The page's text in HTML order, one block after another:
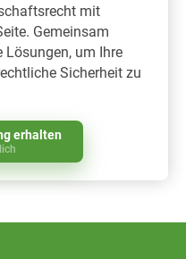
mit
Gemeinsam
um Ihre
Sicherheit zu
erhalten